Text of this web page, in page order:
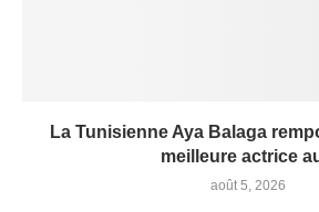
La Tunisienne Aya Balaga
meilleure actrice
août 5, 2026